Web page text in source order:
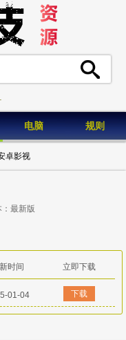
电脑 规则
卓影视
最新版
时间 立即下载
01-04 下载